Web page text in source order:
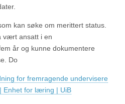
kan søke om merittert status.
vært ansatt i en
år og kunne dokumentere
Do
for fremragende undervisere
Enhet for læring | UiB